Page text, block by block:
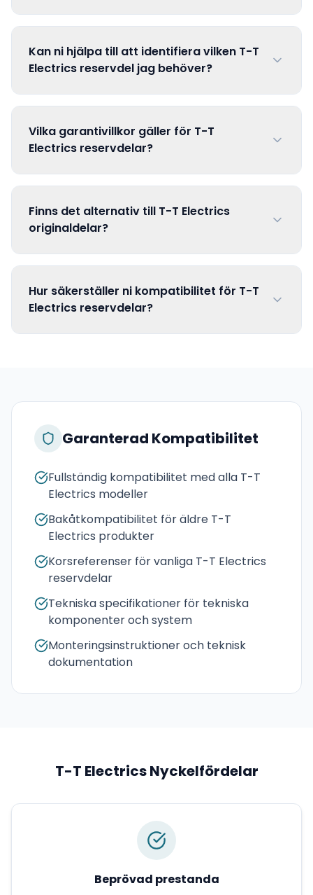
Kan ni hjälpa till att identifiera vilken T-T
Electrics reservdel jag behöver?
Vilka garantivillkor gäller för T-T
Electrics reservdelar?
Finns det alternativ till T-T Electrics
originaldelar?
Hur säkerställer ni kompatibilitet för T-T
Electrics reservdelar?
Garanterad Kompatibilitet
Fullständig kompatibilitet med alla T-T
Electrics modeller
Bakåtkompatibilitet för äldre T-T
Electrics produkter
Korsreferenser för vanliga T-T Electrics
reservdelar
Tekniska specifikationer för tekniska
komponenter och system
Monteringsinstruktioner och teknisk
dokumentation
T-T ElectricsNyckelfördelar
Beprövad prestanda